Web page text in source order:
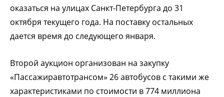
оказаться на улицах Санкт-Петербурга до 31
октября текущего года. На поставку остальных
дается время до следующего января.
Второй аукцион организован на закупку
«Пассажиравтотрансом» 26 автобусов с такими же
характеристиками по стоимости в 774 миллиона